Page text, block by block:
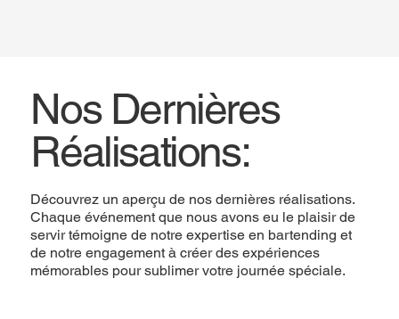
Nos Dernières
Réalisations:
Découvrez un aperçu de nos dernières réalisations.
Chaque événement que nous avons eu le plaisir de
servir témoigne de notre expertise en bartending et
de notre engagement à créer des expériences
mémorables pour sublimer votre journée spéciale.